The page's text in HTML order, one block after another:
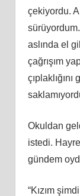
çekiyordu.
aslında el
çağrışım
Okuldan
istedi.
gündem
“Kızım